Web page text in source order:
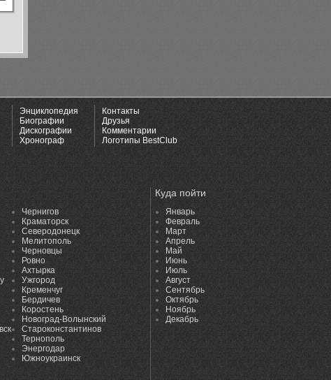
Энциклопедия
Биографии
Дискографии
Хронограф
Контакты
Друзья
Комментарии
Логотипы BestClub
Чернигов
Краматорск
Северодонецк
Мелитополь
Черновцы
Ровно
Ахтырка
Ужгород
Кременчуг
Бердичев
Коростень
Новоград-Волынский
Староконстантинов
Тернополь
Энергодар
Южноукраинск
Куда пойти
Январь
Февраль
Март
Апрель
Май
Июнь
Июль
Август
Сентябрь
Октябрь
Ноябрь
Декабрь